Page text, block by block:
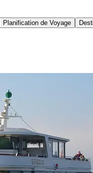
Planification de Voyage